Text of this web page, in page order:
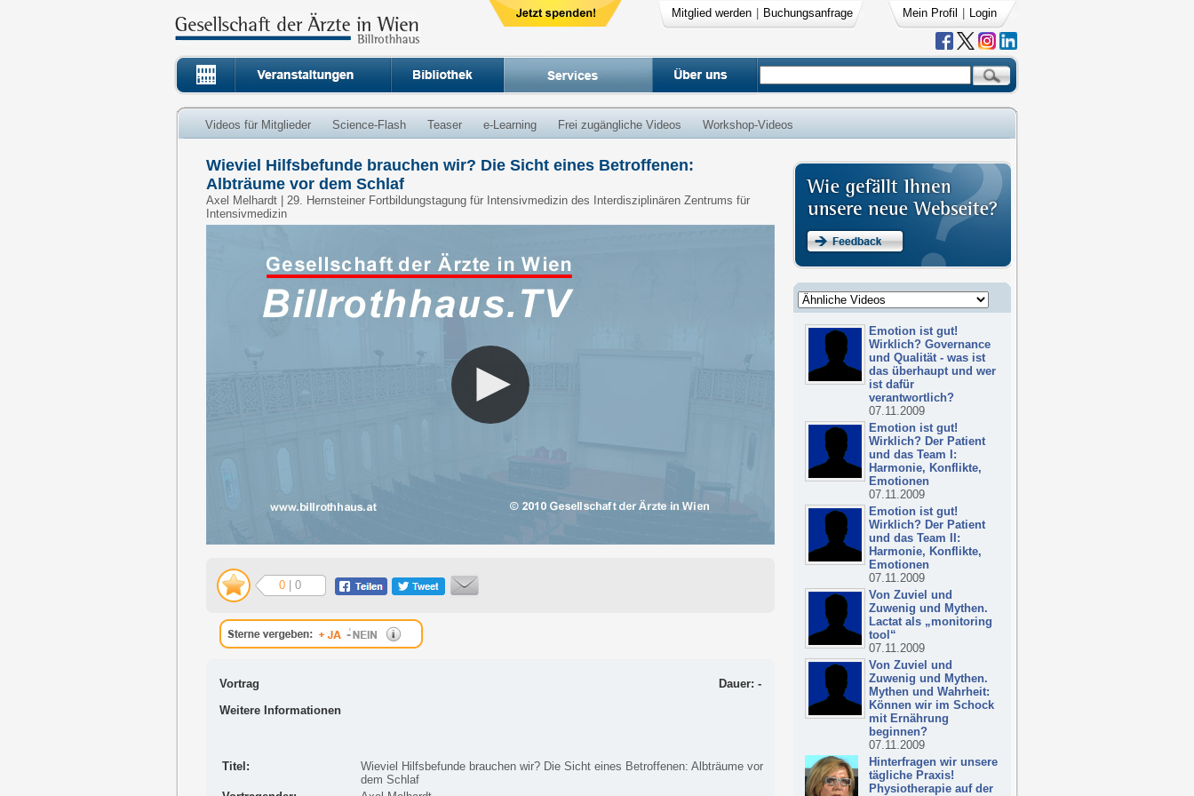
Mitglied werden Buchungsanfrage Mein Profil Login
Videos für Mitglieder Science-Flash Teaser e-Learning Frei zugängliche Videos Workshop-Videos
Emotion ist gut!
Wirklich? Governance
und Qualität - was ist
das überhaupt und wer
ist dafür
verantwortlich?
07.11.2009
Emotion ist gut!
Wirklich? Der Patient
und das Team I:
Harmonie, Konflikte,
Emotionen
07.11.2009
Emotion ist gut!
Wirklich? Der Patient
und das Team II:
Harmonie, Konflikte,
Emotionen
07.11.2009
Von Zuviel und
Zuwenig und Mythen.
Lactat als „monitoring
tool“
07.11.2009
Von Zuviel und
Zuwenig und Mythen.
Mythen und Wahrheit:
Können wir im Schock
mit Ernährung
beginnen?
07.11.2009
Hinterfragen wir unsere
tägliche Praxis!
Physiotherapie auf der
Wieviel Hilfsbefunde brauchen wir? Die Sicht eines Betroffenen:
Albträume vor dem Schlaf
Axel Melhardt | 29. Hernsteiner Fortbildungstagung für Intensivmedizin des Interdisziplinären Zentrums für
Intensivmedizin
0 | 0
Dauer: -
Vortrag
Weitere Informationen
Titel:
Wieviel Hilfsbefunde brauchen wir? Die Sicht eines Betroffenen: Albträume vor
dem Schlaf